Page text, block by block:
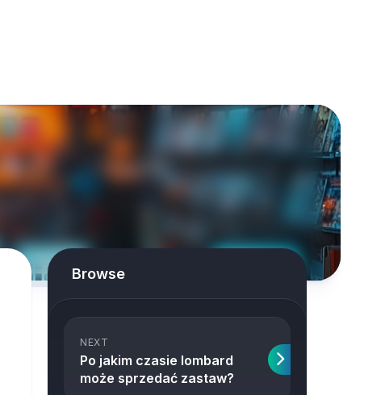
Browse
NEXT
Po jakim czasie lombard
może sprzedać zastaw?